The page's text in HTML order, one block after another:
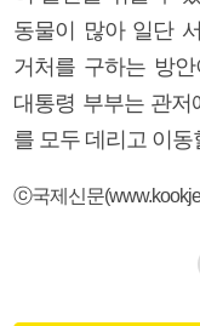
동물이 많아 일단
거처를 구하는 방
대통령 부부는 관저
를 모두 데리고 이동
ⓒ국제신문